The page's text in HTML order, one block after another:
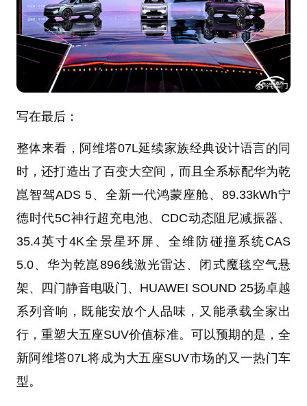
写在最后：
整体来看，阿维塔07L延续家族经典设计语言的同
时，还打造出了百变大空间，而且全系标配华为乾
崑智驾ADS 5、全新一代鸿蒙座舱、89.33kWh宁
德时代5C神行超充电池、CDC动态阻尼减振器、
35.4英寸4K全景星环屏、全维防碰撞系统CAS
5.0、华为乾崑896线激光雷达、闭式魔毯空气悬
架、四门静音电吸门、HUAWEI SOUND 25扬卓越
系列音响，既能安放个人品味，又能承载全家出
行，重塑大五座SUV价值标准。可以预期的是，全
新阿维塔07L将成为大五座SUV市场的又一热门车
型。